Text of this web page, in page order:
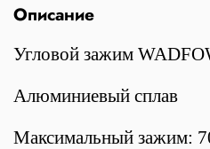
Описание
Угловой зажим
Алюминиевый сплав
Максимальный зажим: